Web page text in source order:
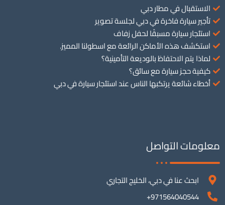
الاستقبال في مطار دبي
تأجير سيارة فاخرة في دبي لجلسة تصوير
استئجار سيارة مسبقًا لحفل زفاف
استكشف هذه الأماكن الرائعة مع اسطولنا المميز.
لماذا يتم الاحتفاظ بالوديعة التأمينية؟
كيفية حجز سيارة مع سائق؟
أخطاء شائعة يرتكبها الناس عند استئجار سيارة في دبي
معلومات التواصل
ابحث عنا في دبي، الخليج التجاري
971564040544+